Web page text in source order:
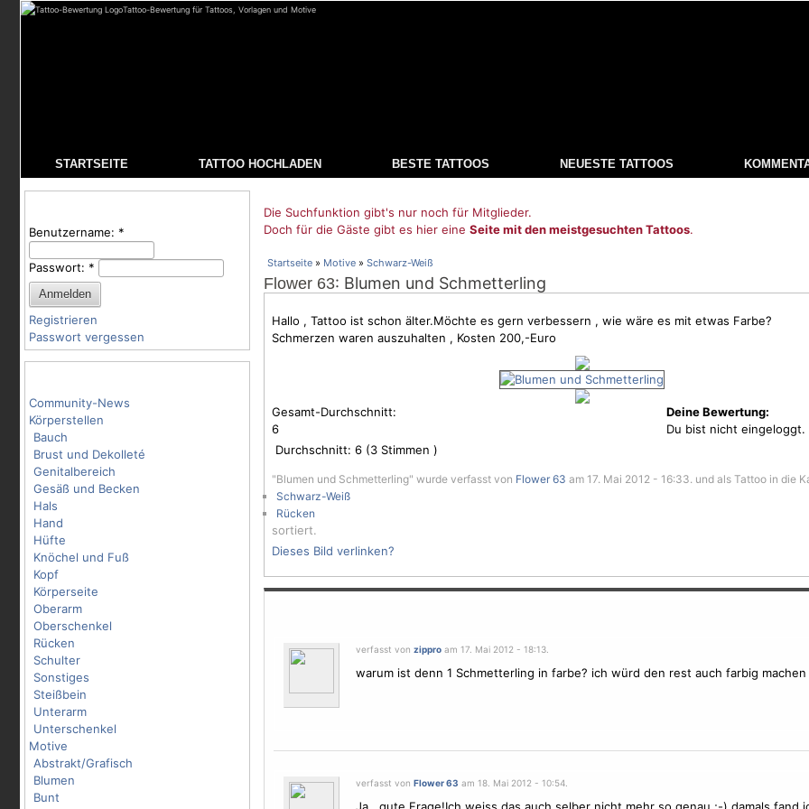
Tattoo-Bewertung für Tattoos, Vorlagen und Motive
STARTSEITE TATTOO HOCHLADEN BESTE TATTOOS NEUESTE TATTOOS
Benutzername: *
Passwort: *
Registrieren
Passwort vergessen
Community-News
Körperstellen
Bauch
Brust und Dekolleté
Genitalbereich
Gesäß und Becken
Hals
Hand
Hüfte
Knöchel und Fuß
Kopf
Körperseite
Oberarm
Oberschenkel
Rücken
Schulter
Sonstiges
Steißbein
Unterarm
Unterschenkel
Motive
Abstrakt/Grafisch
Blumen
Bunt
Die Suchfunktion gibt's nur noch für Mitglieder.
Doch für die Gäste gibt es hier eine Seite mit den meistgesuchten Tattoos.
Startseite » Motive » Schwarz-Weiß
Flower 63: Blumen und Schmetterling
Hallo , Tattoo ist schon älter.Möchte es gern verbessern , wie wäre es mit etwas Farbe?
Schmerzen waren auszuhalten , Kosten 200,-Euro
Gesamt-Durchschnitt:
6
Durchschnitt: 6 (3 Stimmen )
Deine Bewertung:
Du bist nicht eingeloggt.
"Blumen und Schmetterling" wurde verfasst von Flower 63 am 17. Mai 2012 - 16:33. und als Tattoo in die
Schwarz-Weiß
Rücken
sortiert.
Dieses Bild verlinken?
verfasst von zipproam 17. Mai 2012 - 18:13.
warum ist denn 1 Schmetterling in farbe? ich würd den rest auch farbig machen
verfasst von Flower 63 am 18. Mai 2012 - 10:54.